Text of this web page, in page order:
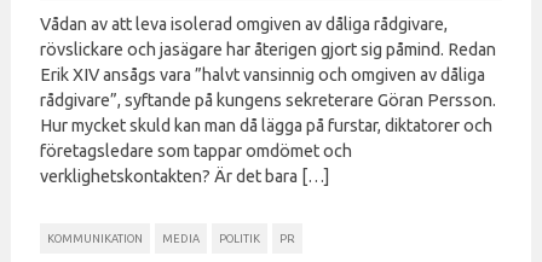
Vådan av att leva isolerad omgiven av dåliga rådgivare,
rövslickare och jasägare har återigen gjort sig påmind. Redan
Erik XIV ansågs vara ”halvt vansinnig och omgiven av dåliga
rådgivare”, syftande på kungens sekreterare Göran Persson.
Hur mycket skuld kan man då lägga på furstar, diktatorer och
företagsledare som tappar omdömet och
verklighetskontakten? Är det bara […]
KOMMUNIKATION MEDIA POLITIK PR